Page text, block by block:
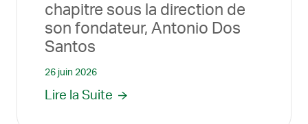
chapitre sous la direction de
son fondateur, Antonio Dos
Santos
26 juin 2026
Lire la Suite